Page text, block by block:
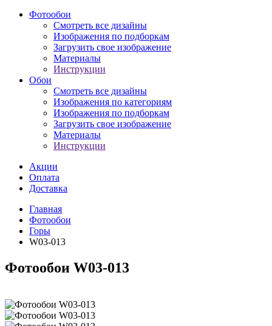
Фотообои
Смотреть все дизайны
Изображения по подборкам
Загрузить свое изображение
Материалы
Инструкции
Обои
Смотреть все дизайны
Изображения по категориям
Изображения по подборкам
Загрузить свое изображение
Материалы
Инструкции
Акции
Оплата
Доставка
Главная
Фотообои
Горы
W03-013
Фотообои W03-013